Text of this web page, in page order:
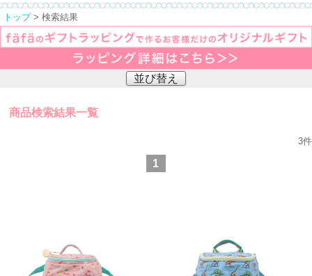
トップ> 検索結果
並び替え
商品検索結果一覧
3件
1